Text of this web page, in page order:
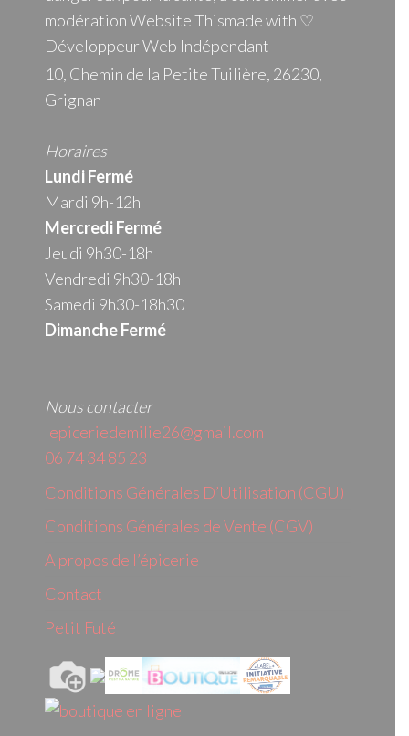
modération Website Thismade with ♡
Développeur Web Indépendant
10, Chemin de la Petite Tuilière, 26230,
Grignan
Horaires
Lundi Fermé
Mardi 9h-12h
MercrediFermé
Jeudi 9h30-18h
Vendredi 9h30-18h
Samedi 9h30-18h30
Dimanche Fermé
Nous contacter
lepiceriedemilie26@gmail.com
06 74 34 85 23
Conditions Générales D’Utilisation (CGU)
Conditions Générales de Vente (CGV)
A propos de l’épicerie
Contact
Petit Futé